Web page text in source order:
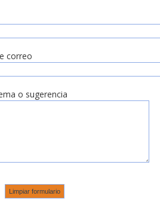
correo
o sugerencia